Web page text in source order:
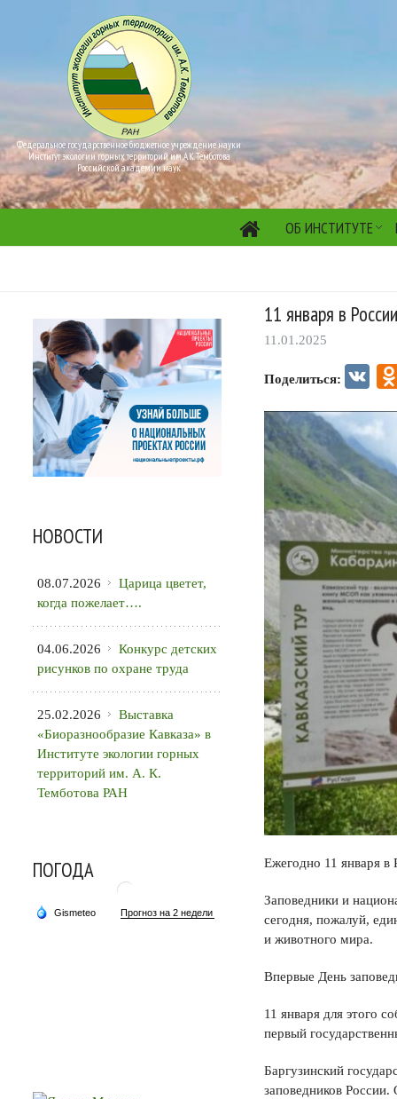
Федеральное государственное бюджетное учреждение науки
Институт экологии горных территорий им. А.К. Темботова
Российской академии наук
ОБ ИНСТИТУТЕ
11 января в
11.01.2025
Поделиться: VK
Ежегодно 11 января в
Заповедники и
сегодня, пожалуй,
и животного мира.
Впервые День
11 января для этого
первый
Баргузинский
заповедников
НОВОСТИ
08.07.2026
Царица цветет,
когда пожелает….
04.06.2026
Конкурс детских
рисунков по охране труда
25.02.2026
Выставка
«Биоразнообразие Кавказа» в
Институте экологии горных
территорий им. А. К.
Темботова РАН
ПОГОДА